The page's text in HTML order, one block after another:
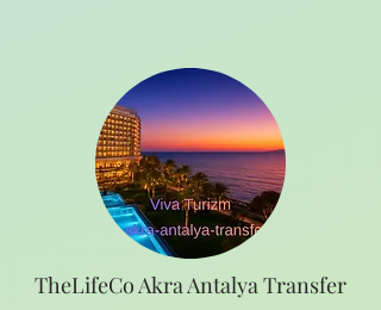
TheLifeCo Akra Antalya Transfer